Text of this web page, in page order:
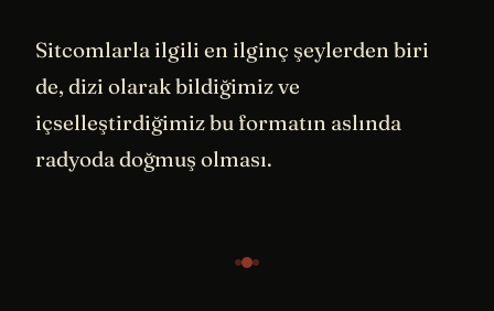
Sitcomlarla ilgili en ilginç şeylerden biri
de, dizi olarak bildiğimiz ve
içselleştirdiğimiz bu formatın aslında
radyoda doğmuş olması.